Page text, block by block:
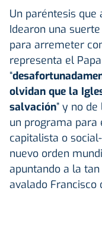
Un paréntesis que
Idearon una
para arremeter
representa el
“
olvidan que la
salvación” y no
un programa para
capitalista o
nuevo orden
apuntando a la
avalado Francisco